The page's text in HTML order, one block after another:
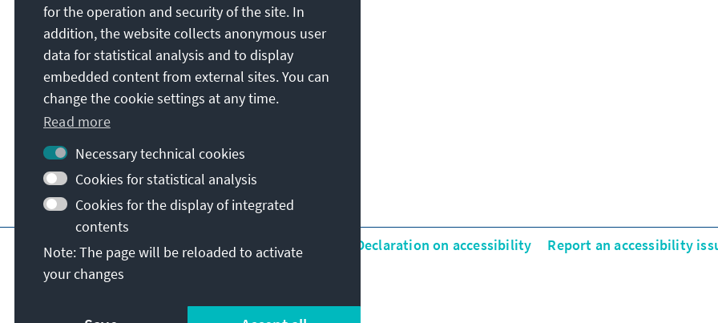
Imprint Data protection Terms of use Declaration on accessibility Report an accessibility
for the operation and security of the site. In
addition, the website collects anonymous user
data for statistical analysis and to display
embedded content from external sites. You can
change the cookie settings at any time.
Read more
Necessary technical cookies
Cookies for statistical analysis
Cookies for the display of integrated
contents
Note: The page will be reloaded to activate
your changes